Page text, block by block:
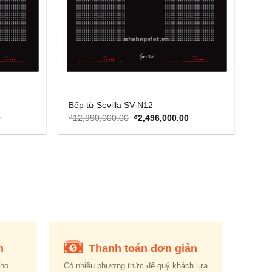
Current
is:
Bếp từ Sevilla SV-N12
₫12,990,000.00 Original
was:
₫2,496,000.00Current
is:
Thanh toán đơn giản
Có nhiều phương thức để quý khách lựa